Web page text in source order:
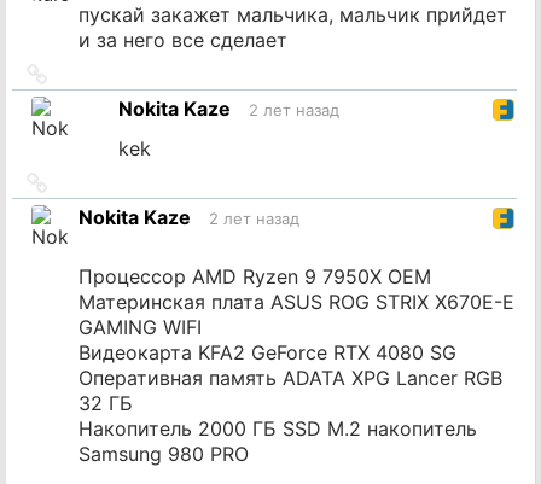
пускай закажет мальчика, мальчик прийдет
и за него все сделает
на
источникNokita Kaze 2 лет назад
kek
на
источник
Nokita Kaze 2 лет назад
Процессор AMD Ryzen 9 7950X OEM
Материнская плата ASUS ROG STRIX X670E-E
GAMING WIFI
Видеокарта KFA2 GeForce RTX 4080 SG
Оперативная память ADATA XPG Lancer RGB
32 ГБ
Накопитель 2000 ГБ SSD M.2 накопитель
Samsung 980 PRO